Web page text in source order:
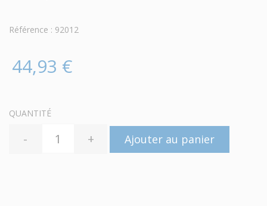
Référence : 92012
44,93 €
QUANTITÉ
- + Ajouter au panier